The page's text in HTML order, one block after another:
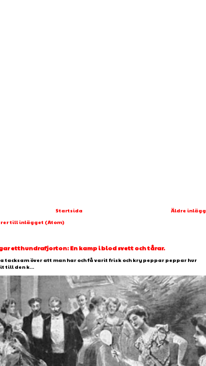
Äldre inlägg
Startsida
till inlägget (Atom)
etthundrafjorton: En kamp i blod svett och tårar.
tacksam över att man har och få varit frisk och kry peppar peppar hur
till den k...